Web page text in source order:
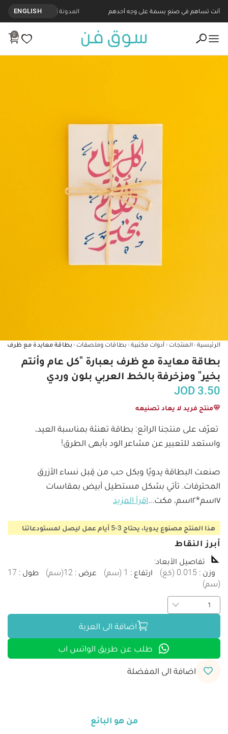
أنت تساهم في صنع بسمة على وجه أحدهم المدونة ENGLISH
0
الرئيسية ‹ المنتجات ‹ أدوات مكتبية ‹ بطاقات وملصقات ‹
بطاقة معايدة مع ظرف بعبارة "كل عام وأنتم
بخير" ومزخرفة بالخط العربي بلون وردي
JOD 3.50
منتج فريد لا يعاد تصنيعه
تعرّف على منتجنا الرائع: بطاقة تهنئة بمناسبة العيد،
صنعت البطاقة يدويًا وبكل حب من قِبل نساء الأزرق
المحترفات. تأتي بشكل مستطيل أبيض بمقاسات
١٧سم*١٢سم، مكت
...اقرأ المزيد
هذا المنتج مصنوع يدويا، يحتاج 3-5 أيام عمل ليصل لمستودعاتنا
أبرز النقاط
تفاصيل الأبعاد:
وزن :
0.015
(كغ) ارتفاع :
1
(سم) عرض :
12
(سم) طول :
17
(سم)
اضافة الى العربة
طلب عن طريق الواتس اب
اضافة الى المفضلة
من هو البائع